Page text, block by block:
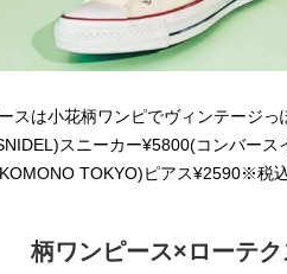
スは小花柄ワンピでヴィンテージっ
スニーカー¥5800(コンバース
TOKYO)ピアス¥2590※税
柄ワンピース×ローテ